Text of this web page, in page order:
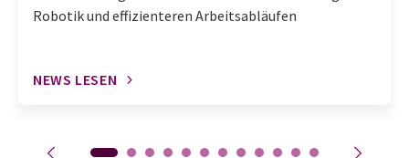
Robotik und effizienteren Arbeitsabläufen
NEWS LESEN